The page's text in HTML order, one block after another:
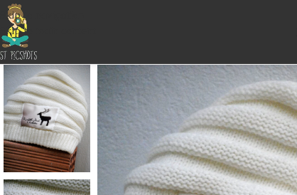
Skip to navigation
Skip to main content